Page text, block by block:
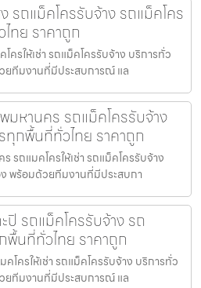
รถแม็คโครรับจ้าง รถแม็คโคร
ทย ราคาถูก
ครให้เช่า รถแม็คโครรับจ้าง บริการทั่ว
ยทีมงานที่มีประสบการณ์ แล
มหานคร รถแม็คโครรับจ้าง
ทุกพื้นที่ทั่วไทย ราคาถูก
รถแมคโครให้เช่า รถแม็คโครรับจ้าง
ง พร้อมด้วยทีมงานที่มีประสบกา
ปิ รถแม็คโครรับจ้าง รถ
พื้นที่ทั่วไทย ราคาถูก
โครให้เช่า รถแม็คโครรับจ้าง บริการทั่ว
ยทีมงานที่มีประสบการณ์ แล